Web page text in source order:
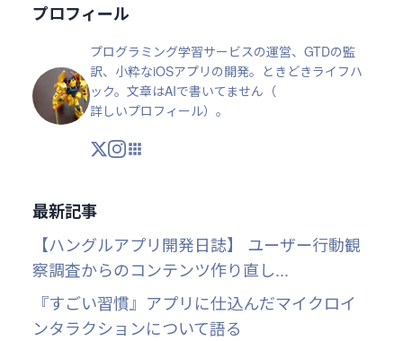
プロフィール
プログラミング学習サービスの運営、GTDの監
訳、小粋なiOSアプリの開発。ときどきライフハ
ック。文章はAIで書いてません（
詳しいプロフィール）。
X Instagram
アプリ・ツール
最新記事
【ハングルアプリ開発日誌】 ユーザー行動観
察調査からのコンテンツ作り直し...
『すごい習慣』アプリに仕込んだマイクロイ
ンタラクションについて語る